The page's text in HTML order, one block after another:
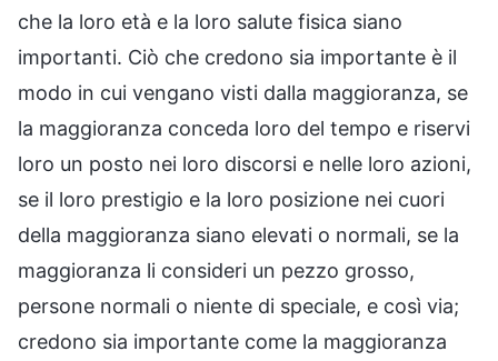
che la loro età e la loro salute fisica siano
importanti. Ciò che credono sia importante è il
modo in cui vengano visti dalla maggioranza, se
la maggioranza conceda loro del tempo e riservi
loro un posto nei loro discorsi e nelle loro azioni,
se il loro prestigio e la loro posizione nei cuori
della maggioranza siano elevati o normali, se la
maggioranza li consideri un pezzo grosso,
persone normali o niente di speciale, e così via;
credono sia importante come la maggioranza